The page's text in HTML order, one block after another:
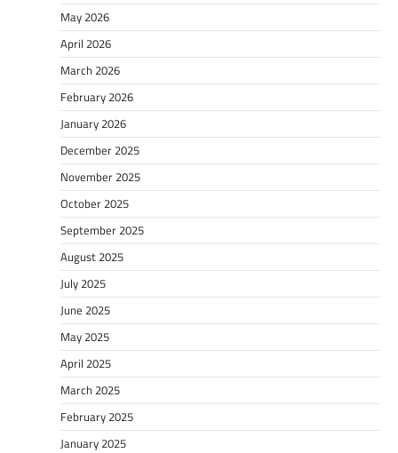
May 2026
April 2026
March 2026
February 2026
January 2026
December 2025
November 2025
October 2025
September 2025
August 2025
July 2025
June 2025
May 2025
April 2025
March 2025
February 2025
January 2025